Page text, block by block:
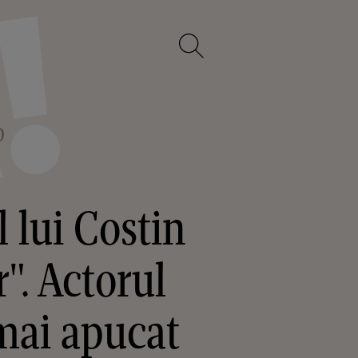
lui Costin
Actorul
apucat